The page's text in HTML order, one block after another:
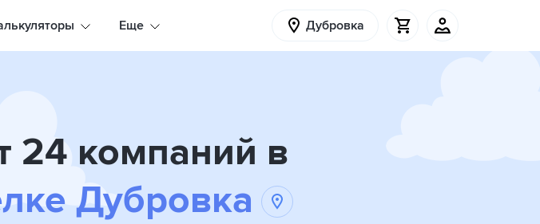
Еще Дубровка
24 компаний в
Дубровка